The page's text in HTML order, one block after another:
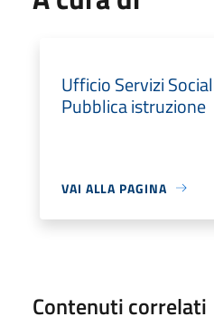
Ufficio Servizi
Pubblica istruzione
VAI ALLA PAGINA
Contenuti correlati